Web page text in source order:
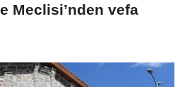
Meclisi’nden vefa